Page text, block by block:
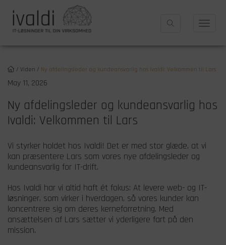
/ Viden / Ny afdelingsleder og kundeansvarlig hos Ivaldi: Velkommen til Lars
May 11, 2026
Ny afdelingsleder og kundeansvarlig hos
Ivaldi: Velkommen til Lars
Vi styrker holdet hos Ivaldi! Det er med stor glæde, at vi
kan præsentere Lars som vores nye afdelingsleder og
kundeansvarlig for IT-drift.
Hos Ivaldi har vi altid haft ét fokus: At levere web- og IT-
løsninger, som virker i hverdagen, så vores kunder kan
koncentrere sig om deres kerneforretning. Med
ansættelsen af Lars sætter vi yderligere fart på den
mission.